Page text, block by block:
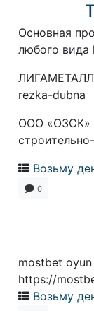
Основная
любого
rezka-dubna
ООО «ОЗСК»
строительно-
Возьму
0
mostbet
https://
Возьму